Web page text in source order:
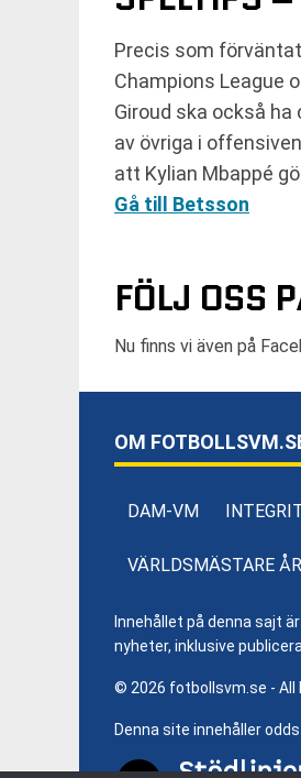
Precis som
Champions League
Giroud ska också
av övriga i
att Kylian Mbappé
Gå till Betsson
FÖLJ OSS
Nu finns vi även på
OM
DAM-VM
VÄRLDSMÄSTARE
Innehållet på denna sajt
nyheter, inklusive
© 2026 fotbollsvm.se - All
Denna site innehåller